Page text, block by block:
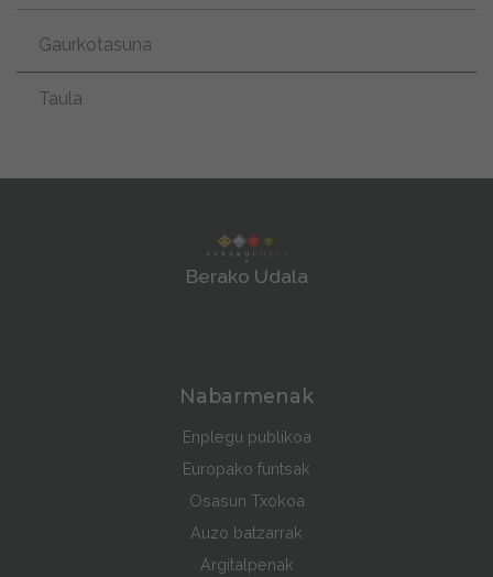
Gaurkotasuna
Taula
Berako Udala
Nabarmenak
Enplegu publikoa
Europako funtsak
Osasun Txokoa
Auzo batzarrak
Argitalpenak